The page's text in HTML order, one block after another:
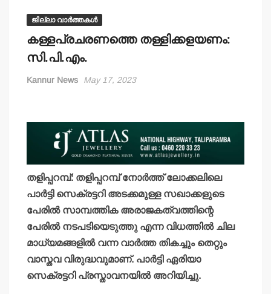
ജില്ലാ വാർത്തകൾ
കള്ളപ്രചരണത്തെ തള്ളിക്കളയണം:
സി.പി.എം.
Kannur News May 17, 2023
തളിപ്പറമ്പ്: തളിപ്പറമ്പ് നോര്‍ത്ത് ലോക്കലിലെ
പാര്‍ട്ടി സെക്രട്ടറി അടക്കമുള്ള സഖാക്കളുടെ
പേരില്‍ സാമ്പത്തിക അരാജകത്വത്തിന്റെ
പേരില്‍ നടപടിയെടുത്തു എന്ന വിധത്തില്‍ ചില
മാധ്യമങ്ങളില്‍ വന്ന വാര്‍ത്ത തികച്ചും തെറ്റും
വാസ്തവ വിരുദ്ധവുമാണ്. പാര്‍ട്ടി ഏരിയാ
സെക്രട്ടറി പ്രസ്താവനയില്‍ അറിയിച്ചു.